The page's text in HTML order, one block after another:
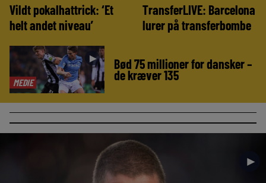
Vildt pokalhattrick: ‘Et
helt andet niveau’
TransferLIVE: Barcelona
lurer på transferbombe
MEDIE
► Bød 75 millioner for dansker –
de kræver 135
►